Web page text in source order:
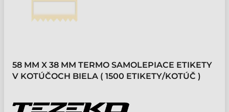
58 MM X 38 MM TERMO SAMOLEPIACE ETIKETY
V KOTÚČOCH BIELA ( 1500 ETIKETY/KOTÚČ )